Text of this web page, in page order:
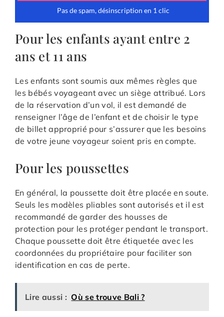
Pour les enfants ayant entre 2
ans et 11 ans
Les enfants sont soumis aux mêmes règles que
les bébés voyageant avec un siège attribué. Lors
de la réservation d’un vol, il est demandé de
renseigner l’âge de l’enfant et de choisir le type
de billet approprié pour s’assurer que les besoins
de votre jeune voyageur soient pris en compte.
Pour les poussettes
En général, la poussette doit être placée en soute.
Seuls les modèles pliables sont autorisés et il est
recommandé de garder des housses de
protection pour les protéger pendant le transport.
Chaque poussette doit être étiquetée avec les
coordonnées du propriétaire pour faciliter son
identification en cas de perte.
Lire aussi : Où se trouve Bali ?